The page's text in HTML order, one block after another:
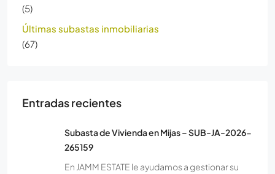
(5)
Últimas subastas inmobiliarias
(67)
Entradas recientes
Subasta de Vivienda en Mijas – SUB-JA-2026-
265159
En JAMM ESTATE le ayudamos a gestionar su